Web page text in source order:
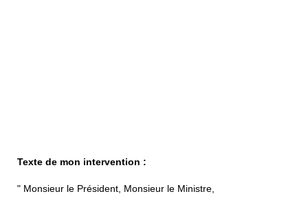
Texte de mon intervention :
" Monsieur le Président, Monsieur le Ministre,